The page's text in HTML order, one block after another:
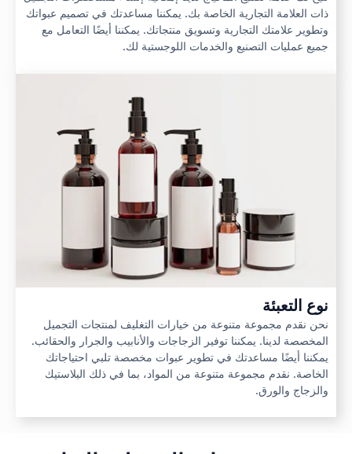
ذات العلامة التجارية الخاصة بك. يمكننا مساعدتك في تصميم عبواتك
وتطوير علامتك التجارية وتسويق منتجاتك. يمكننا أيضًا التعامل مع
جميع عمليات التصنيع والخدمات اللوجستية لك.
نوع التعبئة
نحن نقدم مجموعة متنوعة من خيارات التغليف لمنتجات التجميل
المخصصة لدينا. يمكننا توفير الزجاجات والأنابيب والجرار والحقائب.
يمكننا أيضًا مساعدتك في تطوير عبوات مخصصة تلبي احتياجاتك
الخاصة. نقدم مجموعة متنوعة من المواد، بما في ذلك البلاستيك
والزجاج والورق.